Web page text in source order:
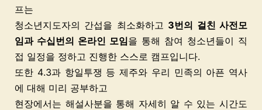
프는
청소년지도자의 간섭을 최소화하고 3번의 걸친 사전모
임과 수십번의 온라인 모임을 통해 참여 청소년들이 직
접 일정을 정하고 진행한 스스로 캠프입니다.
또한 4.3과 항일투쟁 등 제주와 우리 민족의 아픈 역사
에 대해 미리 공부하고
현장에서는 해설사분을 통해 자세히 알 수 있는 시간도